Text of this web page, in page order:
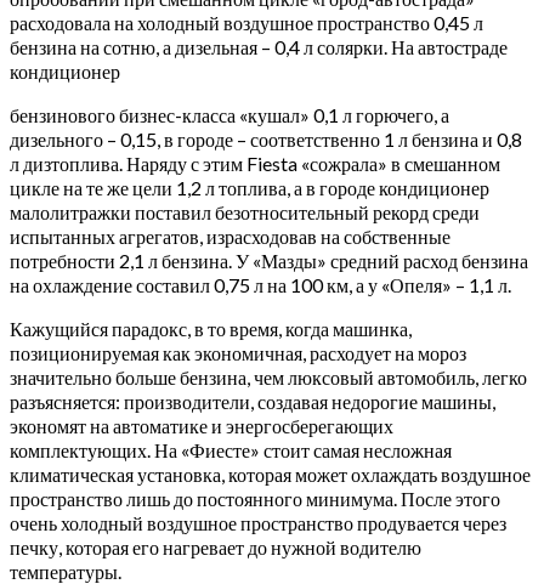
расходовала на холодный воздушное пространство 0,45 л
бензина на сотню, а дизельная – 0,4 л солярки. На автостраде
кондиционер
бензинового бизнес-класса «кушал» 0,1 л горючего, а
дизельного – 0,15, в городе – соответственно 1 л бензина и 0,8
л дизтоплива. Наряду с этим Fiesta «сожрала» в смешанном
цикле на те же цели 1,2 л топлива, а в городе кондиционер
малолитражки поставил безотносительный рекорд среди
испытанных агрегатов, израсходовав на собственные
потребности 2,1 л бензина. У «Мазды» средний расход бензина
на охлаждение составил 0,75 л на 100 км, а у «Опеля» – 1,1 л.
Кажущийся парадокс, в то время, когда машинка,
позиционируемая как экономичная, расходует на мороз
значительно больше бензина, чем люксовый автомобиль, легко
разъясняется: производители, создавая недорогие машины,
экономят на автоматике и энергосберегающих
комплектующих. На «Фиесте» стоит самая несложная
климатическая установка, которая может охлаждать воздушное
пространство лишь до постоянного минимума. После этого
очень холодный воздушное пространство продувается через
печку, которая его нагревает до нужной водителю
температуры.